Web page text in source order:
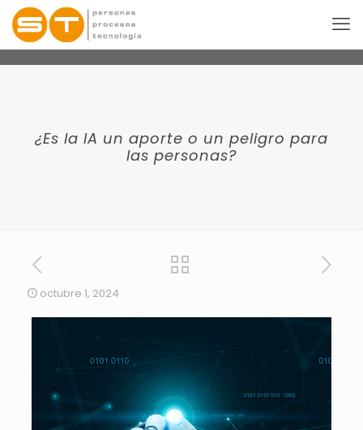
¿Es la IA un aporte o un peligro para
las personas?
octubre 1, 2024